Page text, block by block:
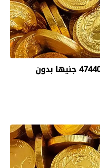
الجنيه الذهب فى مصر يسجل 47440 جنيها بدون